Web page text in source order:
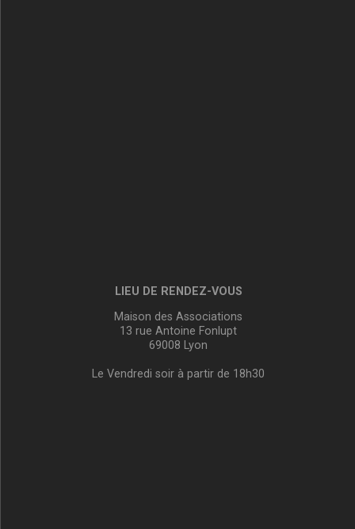
LIEU DE RENDEZ-VOUS
Maison des Associations
13 rue Antoine Fonlupt
69008 Lyon
Le Vendredi soir à partir de 18h30